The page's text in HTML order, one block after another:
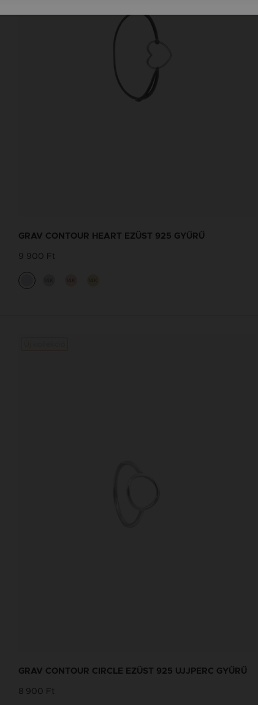
GRAV CONTOUR HEART EZÜST 925 GYŰRŰ
9 900 Ft
GRAV CONTOUR CIRCLE EZÜST 925 UJJPERC GYŰRŰ
8 900 Ft